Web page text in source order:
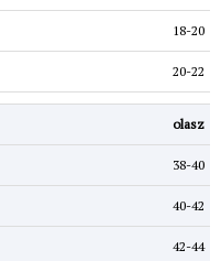
18-20
20-22
olasz
38-40
40-42
42-44